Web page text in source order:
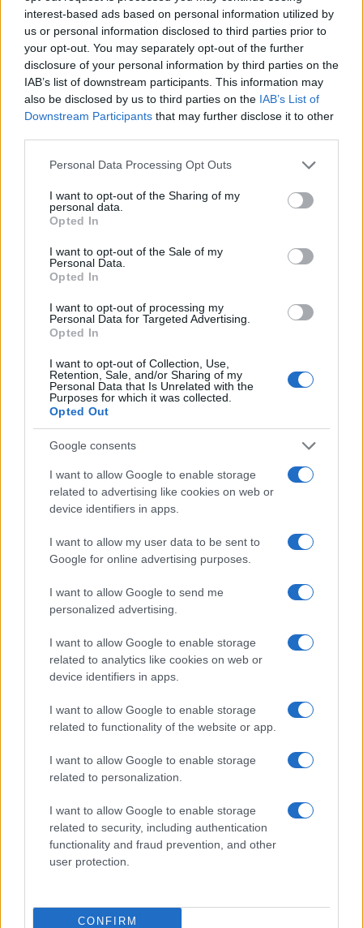
interest-based ads based on personal information utilized by
us or personal information disclosed to third parties prior to
your opt-out. You may separately opt-out of the further
disclosure of your personal information by third parties on the
IAB’s list of downstream participants. This information may
also be disclosed by us to third parties on the IAB’s List of
Downstream Participants that may further disclose it to other
Please note that this website/app uses one or more Google
not limited to your visit or usage behaviour. You may click to
grant or deny consent to Google and its third-party tags to
use your data for below specified purposes in below Google
consent section.
Personal Data Processing Opt Outs
I want to opt-out of the Sharing of my
personal data.
Opted In
I want to opt-out of the Sale of my
Personal Data.
Opted In
I want to opt-out of processing my
Personal Data for Targeted Advertising.
Opted In
I want to opt-out of Collection, Use,
Retention, Sale, and/or Sharing of my
Personal Data that Is Unrelated with the
Purposes for which it was collected.
Opted Out
Google consents
I want to allow Google to enable storage
related to advertising like cookies on web or
device identifiers in apps.
I want to allow my user data to be sent to
Google for online advertising purposes.
I want to allow Google to send me
personalized advertising.
I want to allow Google to enable storage
related to analytics like cookies on web or
device identifiers in apps.
I want to allow Google to enable storage
related to functionality of the website or app.
I want to allow Google to enable storage
related to personalization.
I want to allow Google to enable storage
related to security, including authentication
functionality and fraud prevention, and other
user protection.
CONFIRM
succederà durante la terza provadellacoppa del
mondo di DH
AUTORE
Camilla Bellini
trasformò la visita a Santa Maria Novella in un
approfondimenti su patrimoni locali. In
redazione sostiene itinerari slow, firma dossier
badge di guida della città come ricordo unico.
Continua a leggere